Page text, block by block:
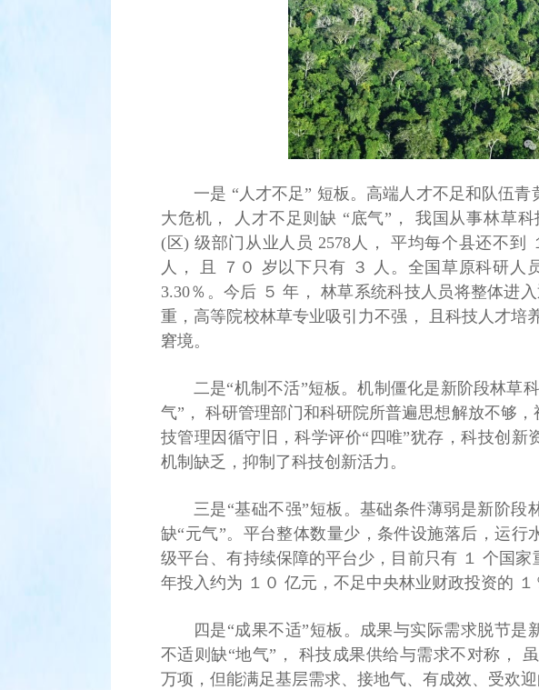
一是 “人才不足” 短板。高端人才不足和队伍
大危机， 人才不足则缺 “底气”， 我国从事林草
(区) 级部门从业人员 2578人， 平均每个县还不到
人， 且 ７０ 岁以下只有 ３ 人。全国草原科研人
3.30％。今后 ５ 年， 林草系统科技人员将整体进
重，高等院校林草专业吸引力不强， 且科技人才培
窘境。
二是“机制不活”短板。机制僵化是新阶段林草
气”， 科研管理部门和科研院所普遍思想解放不够
技管理因循守旧，科学评价“四唯”犹存，科技创新
机制缺乏，抑制了科技创新活力。
三是“基础不强”短板。基础条件薄弱是新阶段
缺“元气”。平台整体数量少，条件设施落后，运行
级平台、有持续保障的平台少，目前只有 １ 个国
年投入约为 １０ 亿元，不足中央林业财政投资的 １
四是“成果不适”短板。成果与实际需求脱节是
不适则缺“地气”， 科技成果供给与需求不对称，
万项，但能满足基层需求、接地气、有成效、受欢迎